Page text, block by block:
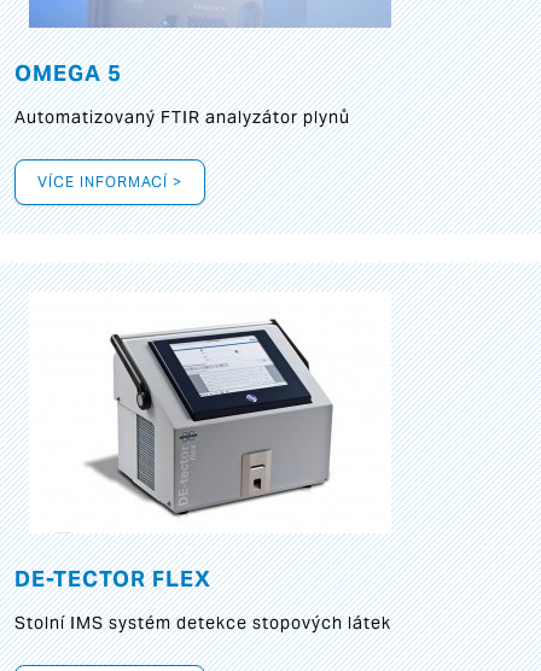
OMEGA 5
Automatizovaný FTIR analyzátor plynů
VÍCE INFORMACÍ >
DE-TECTOR FLEX
Stolní IMS systém detekce stopových látek